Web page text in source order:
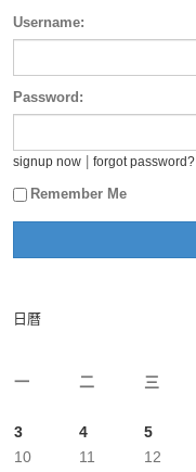
Username:
Password:
signup now forgot password?
Remember Me
日曆
一
二 三
3
4 5
10
11 12